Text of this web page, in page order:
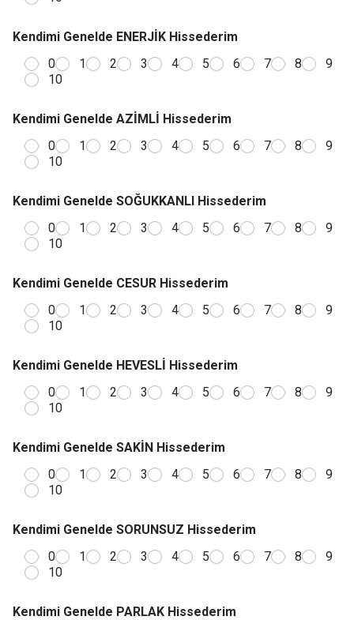
Kendimi Genelde ENERJİK Hissederim
0
1 2 3 4 5 6 7 8
9
10
Kendimi Genelde AZİMLİ Hissederim
0
1 2 3 4 5 6 7 8
9
10
Kendimi Genelde SOĞUKKANLI Hissederim
0
1 2 3 4 5 6 7 8
9
10
Kendimi Genelde CESUR Hissederim
0
1 2 3 4 5 6 7 8
9
10
Kendimi Genelde HEVESLİ Hissederim
0
1 2 3 4 5 6 7 8
9
10
Kendimi Genelde SAKİN Hissederim
0
1 2 3 4 5 6 7 8
9
10
Kendimi Genelde SORUNSUZ Hissederim
0
1 2 3 4 5 6 7 8
9
10
Kendimi Genelde PARLAK Hissederim